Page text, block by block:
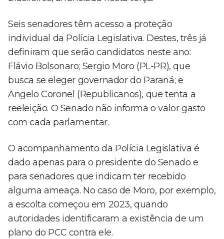
Seis senadores têm acesso a proteção
individual da Polícia Legislativa. Destes, três já
definiram que serão candidatos neste ano:
Flávio Bolsonaro; Sergio Moro (PL-PR), que
busca se eleger governador do Paraná; e
Angelo Coronel (Republicanos), que tenta a
reeleição. O Senado não informa o valor gasto
com cada parlamentar.
O acompanhamento da Polícia Legislativa é
dado apenas para o presidente do Senado e
para senadores que indicam ter recebido
alguma ameaça. No caso de Moro, por exemplo,
a escolta começou em 2023, quando
autoridades identificaram a existência de um
plano do PCC contra ele.